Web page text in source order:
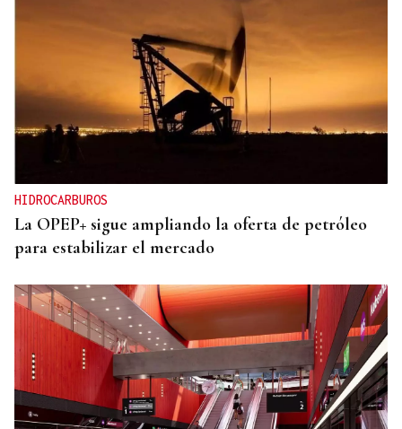
HIDROCARBUROS
La OPEP+ sigue ampliando la oferta de petróleo
para estabilizar el mercado